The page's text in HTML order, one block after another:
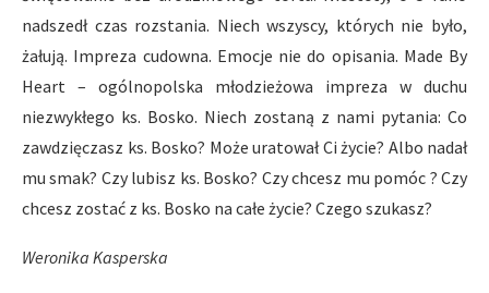
nadszedł czas rozstania. Niech wszyscy, których nie było,
żałują. Impreza cudowna. Emocje nie do opisania. Made By
Heart – ogólnopolska młodzieżowa impreza w duchu
niezwykłego ks. Bosko. Niech zostaną z nami pytania: Co
zawdzięczasz ks. Bosko? Może uratował Ci życie? Albo nadał
mu smak? Czy lubisz ks. Bosko? Czy chcesz mu pomóc ? Czy
chcesz zostać z ks. Bosko na całe życie? Czego szukasz?
Weronika Kasperska